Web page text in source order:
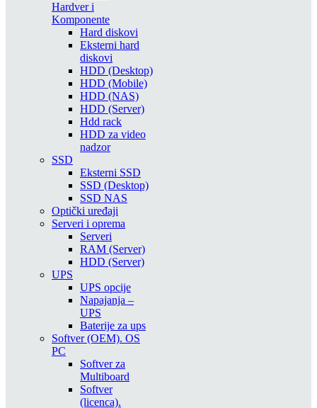
Hardver i
Komponente
Hard diskovi
Eksterni hard
diskovi
HDD (Desktop)
HDD (Mobile)
HDD (NAS)
HDD (Server)
Hdd rack
HDD za video
nadzor
SSD
Eksterni SSD
SSD (Desktop)
SSD NAS
Optički uređaji
Serveri i oprema
Serveri
RAM (Server)
HDD (Server)
UPS
UPS opcije
Napajanja –
UPS
Baterije za ups
Softver (OEM). OS
PC
Softver za
Multiboard
Softver
(licenca).